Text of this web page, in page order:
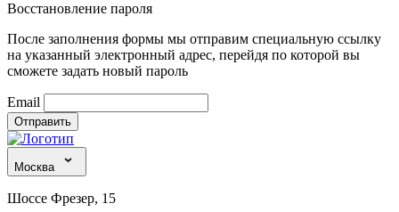
Восстановление пароля
После заполнения формы мы отправим специальную ссылку
на указанный электронный адрес, перейдя по которой вы
сможете задать новый пароль
Email
Отправить
Москва
Шоссе Фрезер, 15